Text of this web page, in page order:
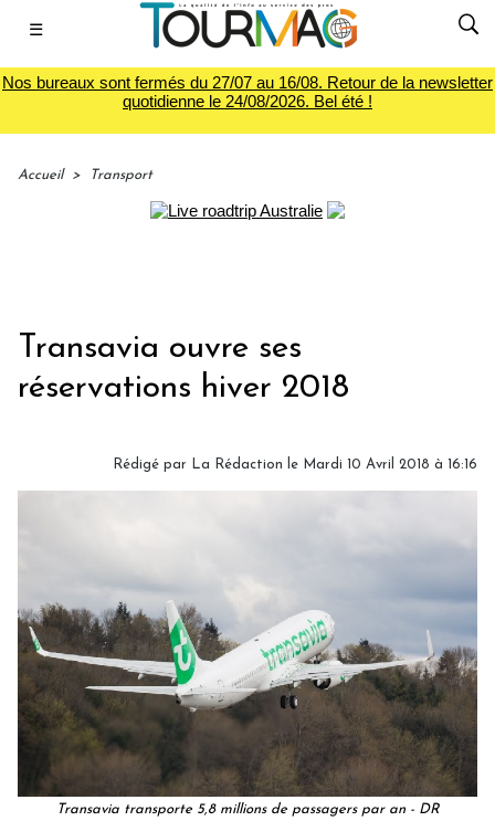
☰
Nos bureaux sont fermés du 27/07 au 16/08. Retour de la newsletter
quotidienne le 24/08/2026. Bel été !
Accueil > Transport
Transavia ouvre ses
réservations hiver 2018
Rédigé par La Rédaction le Mardi 10 Avril 2018 à 16:16
Transavia transporte 5,8 millions de passagers par an - DR